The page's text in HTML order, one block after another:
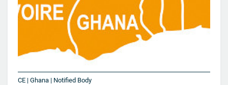
CE | Ghana | Notified Body